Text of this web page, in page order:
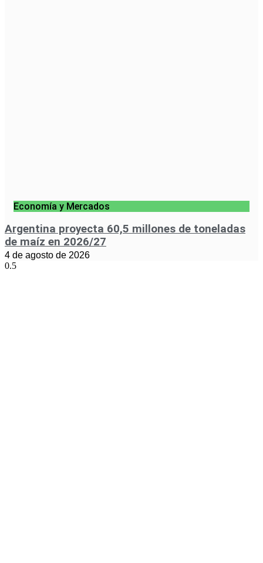
Economía y Mercados
Argentina proyecta 60,5 millones de toneladas
de maíz en 2026/27
4 de agosto de 2026